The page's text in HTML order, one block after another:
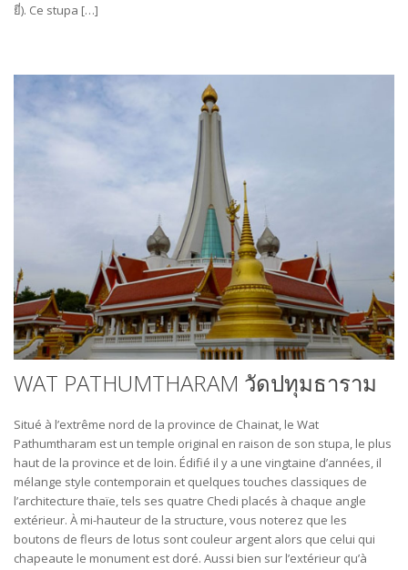
ยี่). Ce stupa […]
WAT PATHUMTHARAM วัดปทุมธาราม
Situé à l’extrême nord de la province de Chainat, le Wat
Pathumtharam est un temple original en raison de son stupa, le plus
haut de la province et de loin. Édifié il y a une vingtaine d’années, il
mélange style contemporain et quelques touches classiques de
l’architecture thaïe, tels ses quatre Chedi placés à chaque angle
extérieur. À mi-hauteur de la structure, vous noterez que les
boutons de fleurs de lotus sont couleur argent alors que celui qui
chapeaute le monument est doré. Aussi bien sur l’extérieur qu’à